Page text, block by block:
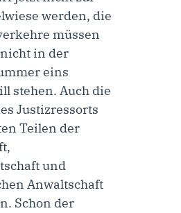
werden, die
müssen
in der
eins
stehen. Auch die
Justizressorts
Teilen der
und
Anwaltschaft
Schon der